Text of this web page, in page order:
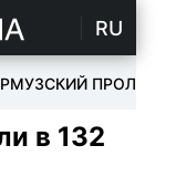
RU
ПРОЛИВ
в 132